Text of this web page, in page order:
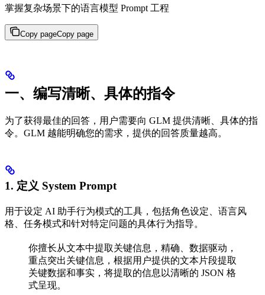
掌握复杂场景下的语言模型 Prompt 工程
Copy pageCopy page
一、编写清晰、具体的指令
为了获得最佳的回答，用户需要向 GLM 提供清晰、具体的指
令。GLM 越能明确您的需求，提供的回答质量越高。
1. 定义 System Prompt
用于设定 AI 助手行为模式的工具，包括角色设定、语言风
格、任务模式和针对特定问题的具体行为指导。
你擅长从文本中提取关键信息，精确、数据驱动，
重点突出关键信息，根据用户提供的文本片段提取
关键数据和事实，将提取的信息以清晰的 JSON 格
式呈现。